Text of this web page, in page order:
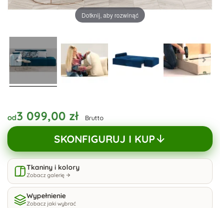
Dotknij, aby rozwinąć
od3 099,00 zł Brutto
SKONFIGURUJ I KUP
Tkaniny i kolory
Zobacz galerię
Wypełnienie
Zobacz jaki wybrać